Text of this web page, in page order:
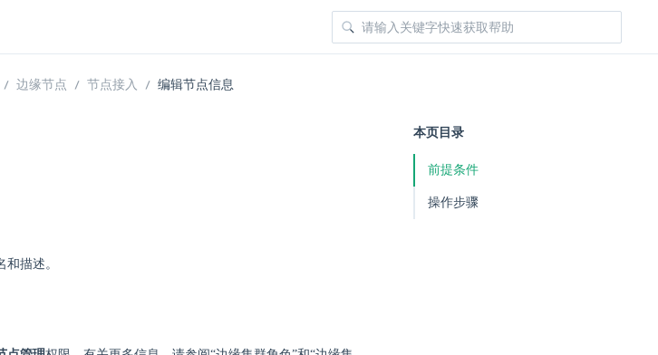
边缘节点 节点接入 编辑节点信息
描述。
本页目录
前提条件
操作步骤